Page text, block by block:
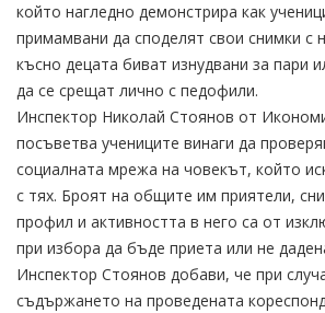
който нагледно демонстрира как
примамвани да споделят свои снимки с
късно децата биват изнудвани за пари
да се срещат лично с педофили.
Инспектор Николай Стоянов от
посъветва учениците винаги да
социалната мрежа на човекът, който
с тях. Броят на общите им приятели,
профил и активността в него са от
при избора да бъде приета или не
Инспектор Стоянов добави, че при
съдържането на проведената